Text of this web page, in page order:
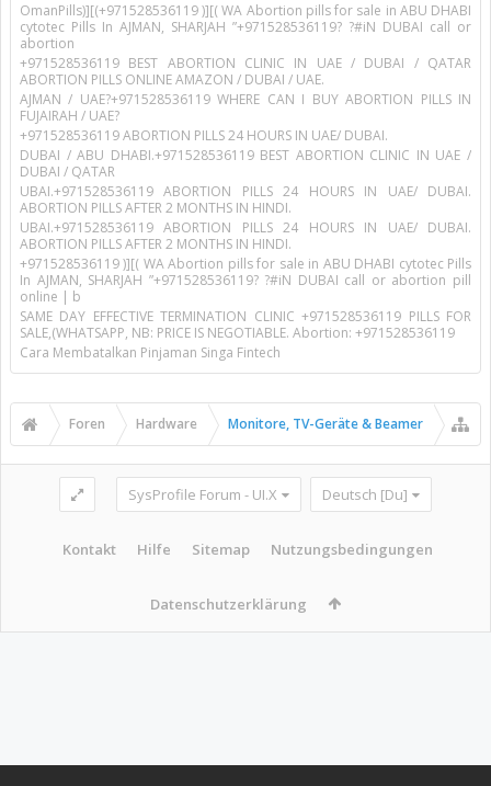
OmanPills)][(+971528536119 )][( WA Abortion pills for sale in ABU DHABI
cytotec Pills In AJMAN, SHARJAH ”+971528536119? ?#iN DUBAI call or
abortion
+971528536119 BEST ABORTION CLINIC IN UAE / DUBAI / QATAR
ABORTION PILLS ONLINE AMAZON / DUBAI / UAE.
AJMAN / UAE?+971528536119 WHERE CAN I BUY ABORTION PILLS IN
FUJAIRAH / UAE?
+971528536119 ABORTION PILLS 24 HOURS IN UAE/ DUBAI.
DUBAI / ABU DHABI.+971528536119 BEST ABORTION CLINIC IN UAE /
DUBAI / QATAR
UBAI.+971528536119 ABORTION PILLS 24 HOURS IN UAE/ DUBAI.
ABORTION PILLS AFTER 2 MONTHS IN HINDI.
UBAI.+971528536119 ABORTION PILLS 24 HOURS IN UAE/ DUBAI.
ABORTION PILLS AFTER 2 MONTHS IN HINDI.
+971528536119 )][( WA Abortion pills for sale in ABU DHABI cytotec Pills
In AJMAN, SHARJAH ”+971528536119? ?#iN DUBAI call or abortion pill
online | b
SAME DAY EFFECTIVE TERMINATION CLINIC +971528536119 PILLS FOR
SALE,(WHATSAPP, NB: PRICE IS NEGOTIABLE. Abortion: +971528536119
Cara Membatalkan Pinjaman Singa Fintech
Foren Hardware Monitore, TV-Geräte & Beamer
SysProfile Forum - UI.X Deutsch [Du]
Kontakt Hilfe Sitemap Nutzungsbedingungen
Datenschutzerklärung